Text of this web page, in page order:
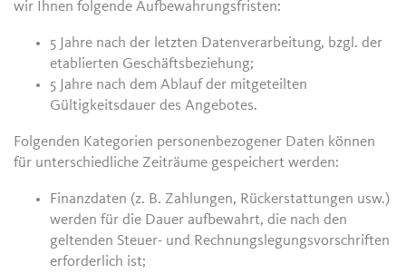
wir Ihnen folgende Aufbewahrungsfristen:
5 Jahre nach der letzten Datenverarbeitung, bzgl. der
etablierten Geschäftsbeziehung;
5 Jahre nach dem Ablauf der mitgeteilten
Gültigkeitsdauer des Angebotes.
Folgenden Kategorien personenbezogener Daten können
für unterschiedliche Zeiträume gespeichert werden:
Finanzdaten (z. B. Zahlungen, Rückerstattungen usw.)
werden für die Dauer aufbewahrt, die nach den
geltenden Steuer- und Rechnungslegungsvorschriften
erforderlich ist;